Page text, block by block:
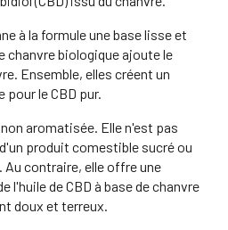
à la formule une base lisse et
chanvre biologique ajoute le
Ensemble, elles créent un
le CBD pur.
aromatisée. Elle n'est pas
produit comestible sucré ou
contraire, elle offre une
l'huile de CBD à base de chanvre
doux et terreux.